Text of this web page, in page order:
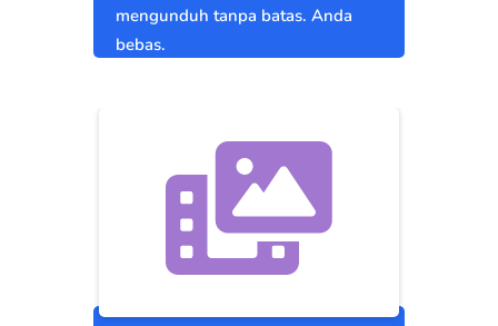
mengunduh tanpa batas. Anda
bebas.